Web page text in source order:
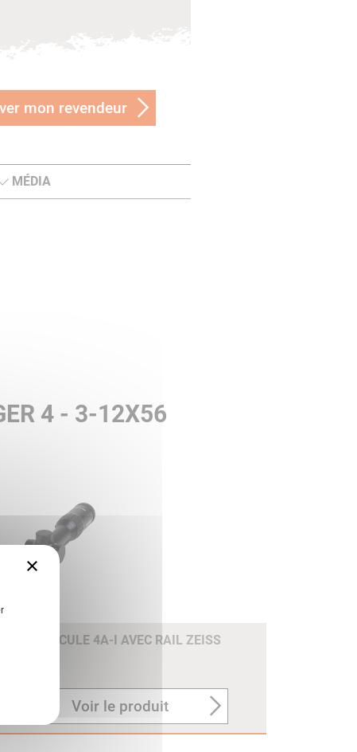
mon revendeur
MÉDIA
4 - 3-12X56
RETICULE 4A-I AVEC RAIL ZEISS
Voir le produit
×